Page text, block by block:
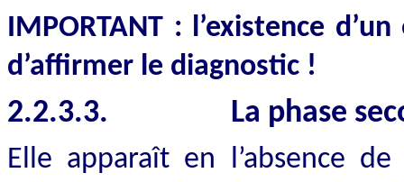
IMPORTANT : l’existence
d’affirmer le diagnostic !
2.2.3.3. La phase
Elle apparaît en l’absence